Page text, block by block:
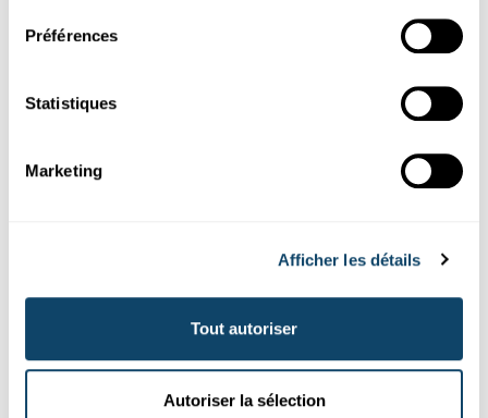
Préférences
Statistiques
Marketing
Afficher les détails
Tout autoriser
Autoriser la sélection
l’industrie automobile.L’entrepriseinvestit dans la recherch...